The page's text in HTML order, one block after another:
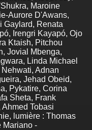
Maroine
Aurore D'Awans,
Gaylard, Renata
Irengri Kayapó, Ojo
Ktaish, Pitchou
Jovial Mbenga,
Linda Michael
Adnan
Jehad Obeid,
Pykatire, Corina
Sheta, Frank
Tobasi
lumière : Thomas
Mariano -